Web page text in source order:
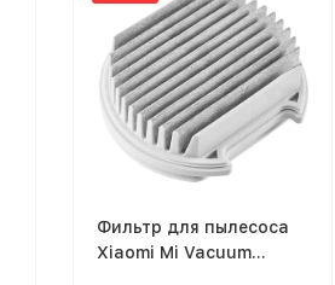
Фильтр для пылесоса
Xiaomi Mi Vacuum